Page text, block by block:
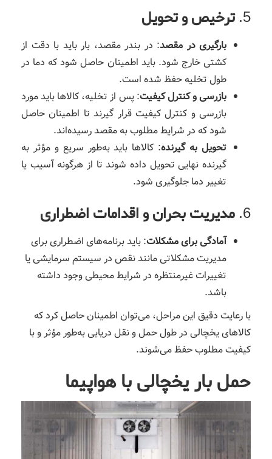
5. ترخیص و تحویل
بارگیری در مقصد: در بندر مقصد، بار باید با دقت از
کشتی خارج شود. باید اطمینان حاصل شود که دما در
طول تخلیه حفظ شده است.
بازرسی و کنترل کیفیت: پس از تخلیه، کالاها باید مورد
بازرسی و کنترل کیفیت قرار گیرند تا اطمینان حاصل
شود که در شرایط مطلوب به مقصد رسیده‌اند.
تحویل به گیرنده: کالاها باید به‌طور سریع و مؤثر به
گیرنده نهایی تحویل داده شوند تا از هرگونه آسیب یا
تغییر دما جلوگیری شود.
6. مدیریت بحران و اقدامات اضطراری
آمادگی برای مشکلات: باید برنامه‌های اضطراری برای
مدیریت مشکلاتی مانند نقص در سیستم سرمایشی یا
تغییرات غیرمنتظره در شرایط محیطی وجود داشته
باشد.
با رعایت دقیق این مراحل، می‌توان اطمینان حاصل کرد که
کالاهای یخچالی در طول حمل و نقل دریایی به‌طور مؤثر و با
کیفیت مطلوب حفظ می‌شوند.
حمل بار یخچالی با هواپیما